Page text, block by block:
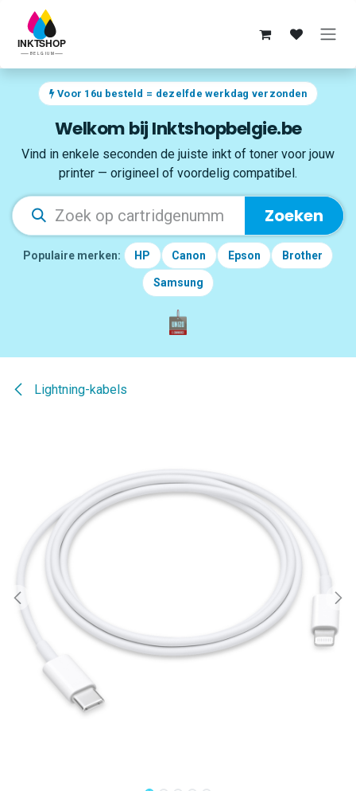
Overslaan naar inhoud
Voor 16u besteld = dezelfde werkdag verzonden
Welkom bij Inktshopbelgie.be
Vind in enkele seconden de juiste inkt of toner voor jouw
printer — origineel of voordelig compatibel.
Zoeken
Populaire merken: HP Canon Epson Brother
Samsung
Lightning-kabels